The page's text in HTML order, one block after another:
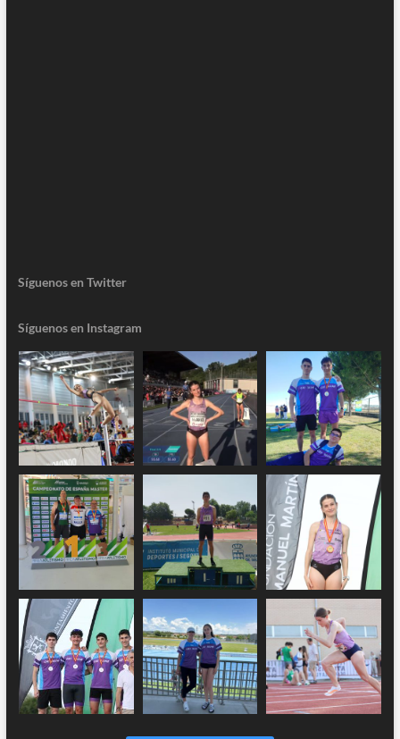
Síguenos en Twitter
Síguenos en Instagram